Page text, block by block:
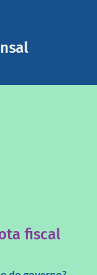
a sua ajuda
fiscal